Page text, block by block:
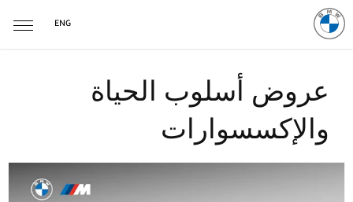
ENG
عروض أسلوب الحياة
والإكسسوارات